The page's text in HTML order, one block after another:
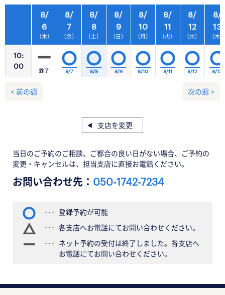
10:
00
8/
6
（木）
8/
7
（金）
8/
8
（土）
8/
9
（日）
8/
10
（月）
8/
11
（火）
8/
12
（水）
終了 8/7 8/8 8/9 8/10 8/11 8/12
8/
13
（木）
8/13
< 前の週 次の週 >
支店を変更
当日のご予約のご相談、ご都合の良い日がない場合、ご予約の
変更・キャンセルは、担当支店に直接お電話ください。
お問い合わせ先： 050-1742-7234
登録予約が可能
各支店へお電話にてお問い合わせください。
ネット予約の受付は終了しました。各支店へ
お電話にてお問い合わせください。